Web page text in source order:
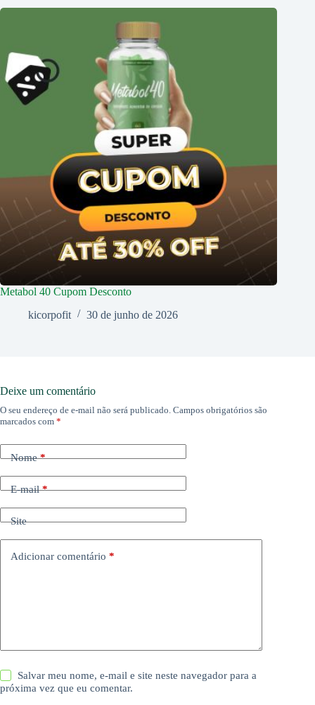
Metabol 40 Cupom Desconto
kicorpofit
30 de junho de 2026
Deixe um comentário
O seu endereço de e-mail não será publicado. Campos obrigatórios são
marcados com *
Nome*
E-mail*
Site
Adicionar comentário *
Salvar meu nome, e-mail e site neste navegador para a
próxima vez que eu comentar.